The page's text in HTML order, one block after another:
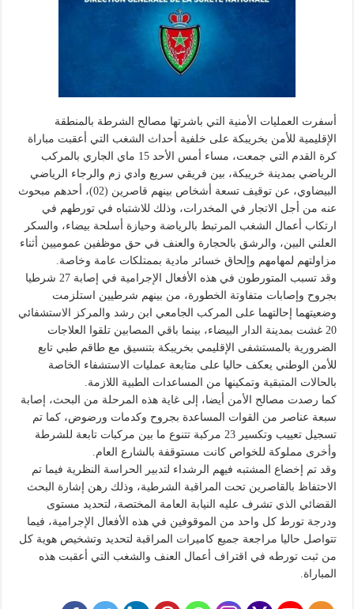
أسفرت العمليات الأمنية التي باشرتها مصالح الشرطة بالمنطقة
الإقليمية للأمن بخريبكة على خلفية أحداث الشغب التي أعقبت مباراة
كرة القدم التي جمعت، مساء أمس الأحد 15 ماي الجاري بالمركب
الرياضي بمدينة خريبكة، بين فريقي سريع وادي زم والرجاء الرياضي
البيضاوي، عن توقيف تسعة أشخاص بينهم قاصرين (02)، أحدهم مبحوث
عنه من أجل الاتجار في المخدرات، وذلك للاشتباه في تورطهم في
ارتكاب أعمال الشغب المرتبط بالرياضة وحيازة أسلحة بيضاء، والسكر
العلني البين، والرشق بالحجارة والعنف في حق موظفين عموميين أثناء
مزاولتهم لمهامهم وإلحاق خسائر مادية بممتلكات عامة وخاصة.
وقد تسبب المتورطون في هذه الأفعال الإجرامية في إصابة 27 شرطيا
بجروح وإصابات متفاوتة الخطورة، من بينهم شرطيين استلزمت
وضعيتهما إحالتهما على المركب الجامعي ابن رشد والمركز الاستشفائي
20 غشت بمدينة الدار البيضاء، بينما باقي المصابين تلقوا العلاجات
الضرورية بالمستشفى الإقليمي بخريبكة بتنسيق مع طاقم طبي تابع
للأمن الوطني يعكف حاليا على متابعة عمليات الاستشفاء الخاصة
بالحالات المتبقية وتمكينها من المساعدات الطبية اللازمة.
كما رصدت مصالح الأمن أيضا، إلى غاية هذه المرحلة من البحث، إصابة
سبعة عناصر من القوات المساعدة بجروح وكدمات ورضوض، كما تم
تسجيل تعييب وتكسير 23 مركبة تتنوع ما بين مركبات تابعة للشرطة
وأخرى مملوكة للخواص كانت مستوقفة بالشارع العام.
وقد تم إخضاع المشتبه فيهم الرشداء لتدبير الحراسة النظرية فيما تم
الاحتفاظ بالقاصرين تحت المراقبة الشرطية، وذلك رهن إشارة البحث
القضائي الذي تشرف عليه النيابة العامة المختصة، لتحديد مستوى
ودرجة تورط كل واحد من الموقوفين في هذه الأفعال الإجرامية، فيما
تتواصل حاليا مراجعة جميع كاميرات المراقبة لتحديد وتشخيص هوية كل
من ثبت تورطه في اقتراف أعمال العنف والشغب التي أعقبت هذه
المباراة.